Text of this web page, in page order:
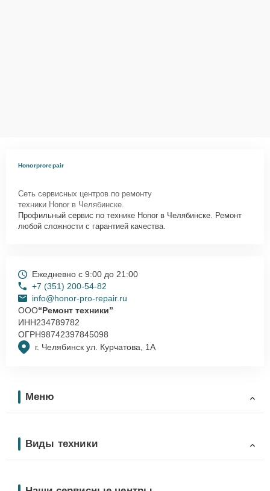
Honorprorepair
Сеть сервисных центров по ремонту
техники Honor в Челябинске.
Профильный сервис по технике Honor в Челябинске. Ремонт
любой сложности с гарантией качества.
г. Челябинск ул. Курчатова, 1А
Ежедневно с 9:00 до 21:00
+7 (351) 200-54-82
info@honor-pro-repair.ru
ООО“Ремонт техники”
ИНН234789782
ОГРН98742397845098
Меню
Виды техники